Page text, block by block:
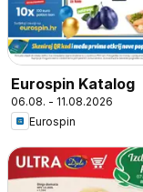
Eurospin Katalog
06.08. - 11.08.2026
Eurospin